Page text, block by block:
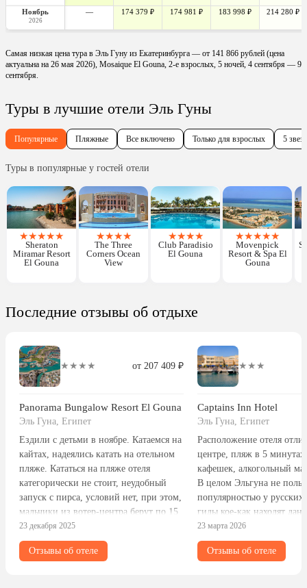
Ноябрь
2026
— 174 379 ₽ 174 981 ₽ 183 998 ₽ 214 280 ₽
Самая низкая цена тура в Эль Гуну из Екатеринбурга — от 141 866 рублей (цена
актуальна на 26 мая 2026), Mosaique El Gouna, 2-е взрослых, 5 ночей, 4 сентября — 9
сентября.
Туры в лучшие отели Эль Гуны
Популярные Пляжные Все включено Только для взрослых 5 звезд
Туры в популярные у гостей отели
★★★★★
Sheraton
Miramar Resort
El Gouna
★★★★
The Three
Corners Ocean
View
★★★★
Club Paradisio
El Gouna
★★★★★
Movenpick
Resort & Spa El
Gouna
Последние отзывы об отдыхе
★★★★ от 207 409 ₽
Panorama Bungalow Resort El Gouna
Эль Гуна, Египет
Ездили с детьми в ноябре. Катаемся на
кайтах, надеялись катать на отельном
пляже. Кататься на пляже отеля
категорически не стоит, неудобный
запуск с пирса, условий нет, при этом,
мальчики из вотер-центра берут по 15
€ с человека за катание на собственном
оборудовании без посторонней
помощи. Ездили на такси на другой
23 декабря 2025
Отзывы об отеле
★★★
Captains Inn Hotel
Эль Гуна, Египет
Расположение отеля
центре, пляж в 5
кафешек, алкогольный
В целом Эльгуна не
популярностью у русских
гиды кое-как находят
по-русски, естественно,
говорит. Мы были в
было очень пустынно, но
23 марта 2026
Отзывы об отеле